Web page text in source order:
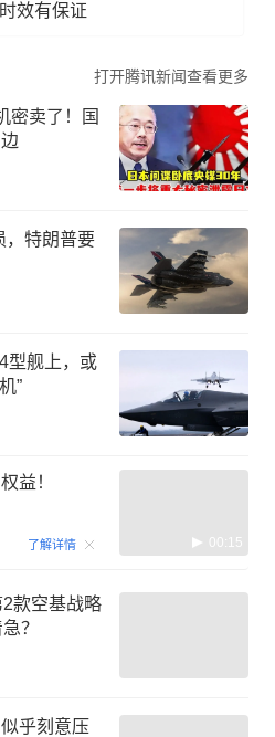
效有保证
打开腾讯新闻查看更多
密卖了！国
，特朗普要
型舰上，或
”
益！
了解详情 00:15
款空基战略
？
乎刻意压